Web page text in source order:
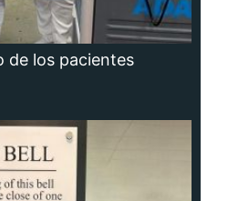
de los pacientes